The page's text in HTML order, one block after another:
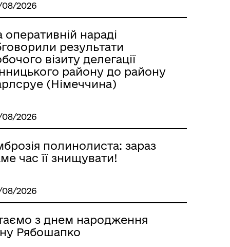
2026
оперативній нараді
результати
візиту делегації
району до району
(Німеччина)
2026
полинолиста: зараз
час її знищувати!
2026
з днем народження
Рябошапко